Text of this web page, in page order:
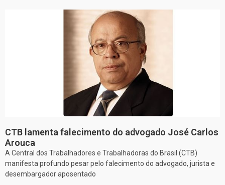
CTB lamenta falecimento do advogado José Carlos
Arouca
A Central dos Trabalhadores e Trabalhadoras do Brasil (CTB)
manifesta profundo pesar pelo falecimento do advogado, jurista e
desembargador aposentado